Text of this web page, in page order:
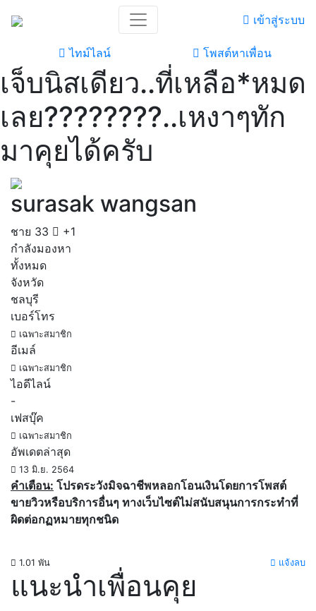
เข้าสู่ระบบ
ไทม์ไลน์ โพสต์หาเพื่อน
เจ็บนิสเดียว..ที่เหลือ*หมด
เลย????????..เหงาๆทัก
มาคุยได้ครับ
surasak wangsan
ชาย 33
+1
กำลังมองหา
ทั้งหมด
จังหวัด
ชลบุรี
เบอร์โทร
เฉพาะสมาชิก
อีเมล์
เฉพาะสมาชิก
ไอดีไลน์
-
เฟสบุ๊ค
เฉพาะสมาชิก
อัพเดตล่าสุด
13 มิ.ย. 2564
คำเตือน: โปรดระวังมิจฉาชีพหลอกโอนเงินโดยการโพสต์
ขายวิวหรือบริการอื่นๆ ทางเว็บไซต์ไม่สนับสนุนการกระทำที่
ผิดต่อกฏหมายทุกชนิด
1.01 พัน แจ้งลบ
แนะนำเพื่อนคุย